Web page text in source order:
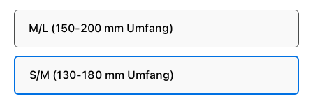
M/L (150-200 mm Umfang)
S/M (130-180 mm Umfang)